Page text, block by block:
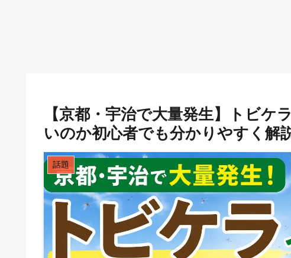
【京都・宇治で大量発生】トビ
いのか初心者でも分かりやすく解
話題